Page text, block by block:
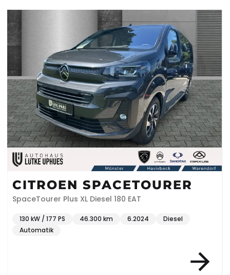
CITROEN SPACETOURER
SpaceTourer Plus XL Diesel 180 EAT
130 kW / 177 PS 46.300 km 6.2024
Diesel
Automatik